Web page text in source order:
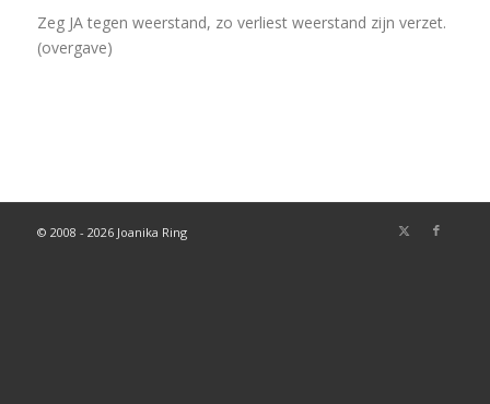
Zeg JA tegen weerstand, zo verliest weerstand zijn verzet.
(overgave)
© 2008 - 2026 Joanika Ring